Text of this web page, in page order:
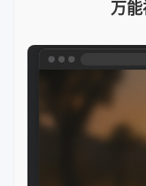
万